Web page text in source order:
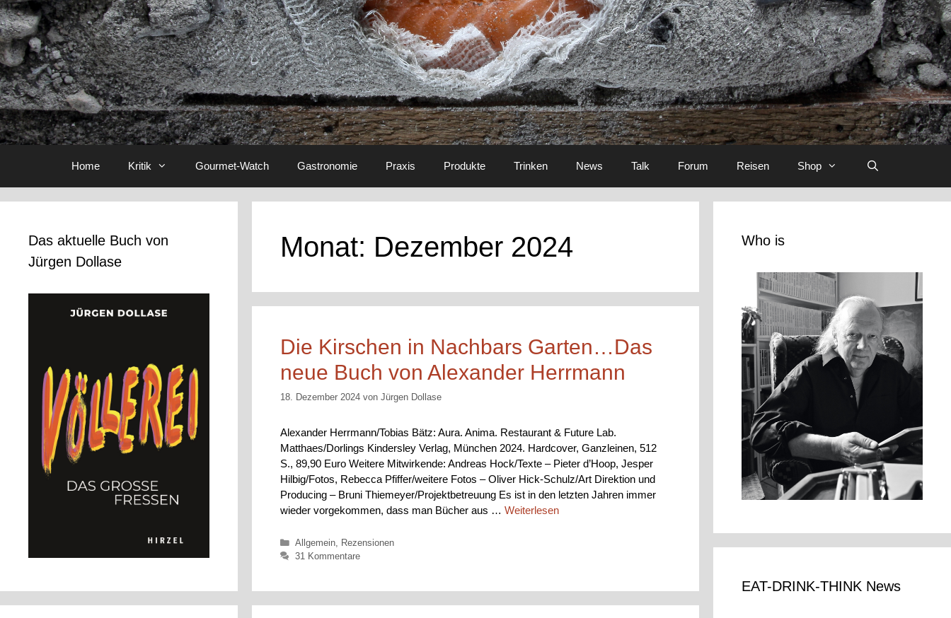
Home Kritik Gourmet-Watch Gastronomie Praxis Produkte Trinken News Talk Forum Reisen Shop
Monat: Dezember 2024
Die Kirschen in Nachbars Garten…Das
neue Buch von Alexander Herrmann
18. Dezember 2024 von Jürgen Dollase
Alexander Herrmann/Tobias Bätz: Aura. Anima. Restaurant & Future Lab.
Matthaes/Dorlings Kindersley Verlag, München 2024. Hardcover, Ganzleinen, 512
S., 89,90 Euro Weitere Mitwirkende: Andreas Hock/Texte – Pieter d’Hoop, Jesper
Hilbig/Fotos, Rebecca Pfiffer/weitere Fotos – Oliver Hick-Schulz/Art Direktion und
Producing – Bruni Thiemeyer/Projektbetreuung Es ist in den letzten Jahren immer
wieder vorgekommen, dass man Bücher aus … Weiterlesen
Kategorien
Allgemein, Rezensionen
31 Kommentare
Das aktuelle Buch von
Jürgen Dollase
Who is
EAT-DRINK-THINK News